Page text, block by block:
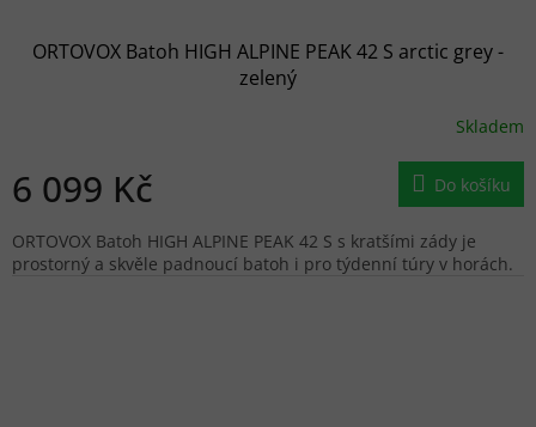
ORTOVOX Batoh HIGH ALPINE PEAK 42 S arctic grey -
zelený
Skladem
6 099 Kč Do košíku
ORTOVOX Batoh HIGH ALPINE PEAK 42 S s kratšími zády je
prostorný a skvěle padnoucí batoh i pro týdenní túry v horách.